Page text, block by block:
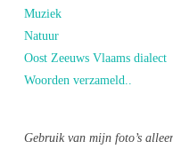
Muziek
Natuur
Oost Zeeuws Vlaams dialect
Woorden verzameld..
Gebruik van mijn foto’s